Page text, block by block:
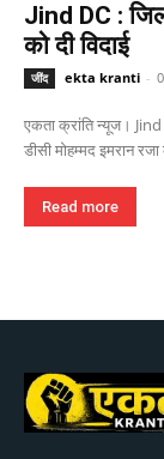
Jind DC :
को दी विदाई
जींद ekta kranti -
एकता क्रांति न्यूज। Jind
डीसी मोहम्मद इमरान
Read more